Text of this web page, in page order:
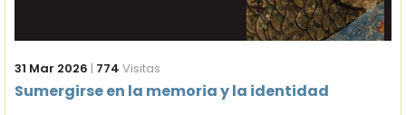
31 Mar 2026 | 774 Visitas
Sumergirse en la memoria y la identidad